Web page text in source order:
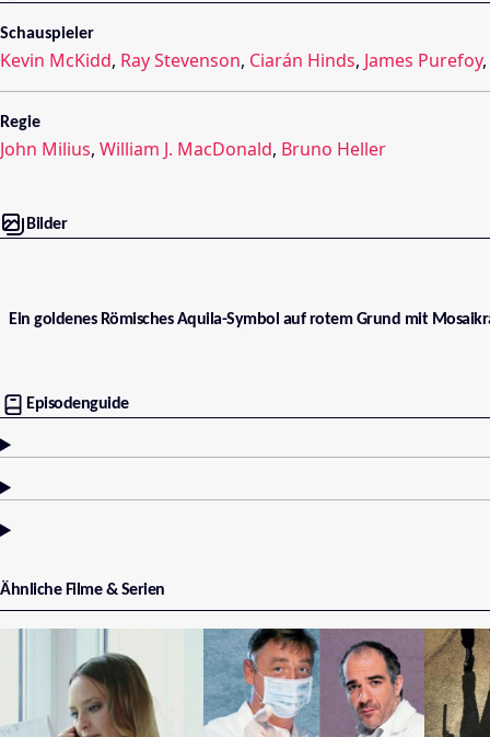
Schauspieler
Kevin McKidd, Ray Stevenson, Ciarán Hinds, James Purefoy,
Regie
John Milius, William J. MacDonald, Bruno Heller
Bilder
Ein goldenes Römisches Aquila-Symbol auf rotem Grund mit
Episodenguide
Ähnliche Filme & Serien